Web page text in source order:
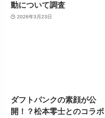
動について調査
2026年3月23日
ダフトパンクの素顔が公
開！？松本零士とのコラボ